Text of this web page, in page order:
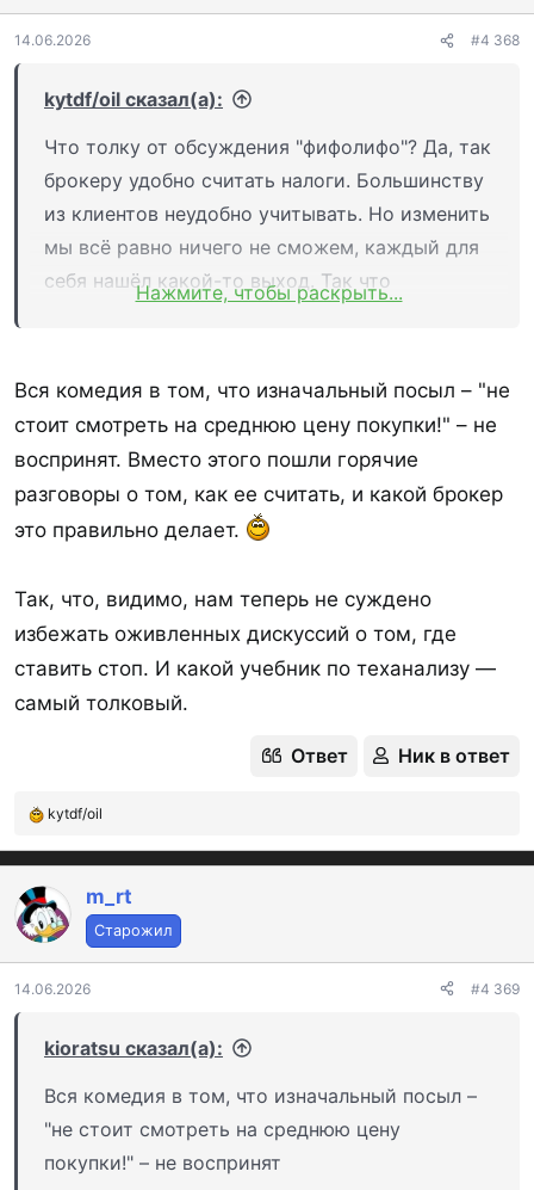
и
:
14.06.2026 #4 368
kytdf/oil сказал(а):
Что толку от обсуждения "фифолифо"? Да, так
брокеру удобно считать налоги. Большинству
из клиентов неудобно учитывать. Но изменить
мы всё равно ничего не сможем, каждый для
себя нашёл какой-то выход. Так что
Нажмите, чтобы раскрыть...
Вся комедия в том, что изначальный посыл – "не
стоит смотреть на среднюю цену покупки!" – не
воспринят. Вместо этого пошли горячие
разговоры о том, как ее считать, и какой брокер
это правильно делает.
Так, что, видимо, нам теперь не суждено
избежать оживленных дискуссий о том, где
ставить стоп. И какой учебник по теханализу —
самый толковый.
Ответ Ник в ответ
Р
а
к
ц
и
и
:
kytdf/oil
m_rt
Старожил
14.06.2026 #4 369
kioratsu сказал(а):
Вся комедия в том, что изначальный посыл –
"не стоит смотреть на среднюю цену
покупки!" – не воспринят